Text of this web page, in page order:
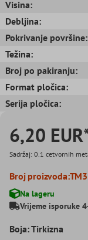
Visina:
Debljina:
Pokrivanje površine:
Težina:
Broj po pakiranju:
Format pločica:
Serija pločica:
6,20
Sadržaj: 0.1 cetvornih
Broj proizvoda:
Na lageru
Vrijeme isporuke
Boja: Tirkizna